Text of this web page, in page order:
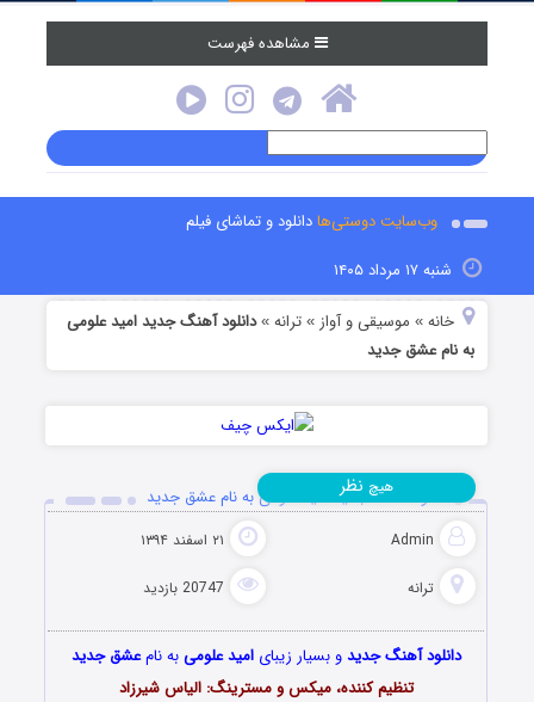
مشاهده فهرست
وب‌سایت دوستی‌هادانلود و تماشای فیلم
شنبه ۱۷ مرداد ۱۴۰۵
خانه » موسیقی و آواز »ترانه »دانلود آهنگ جدید امید علومی
به نام عشق جدید
دانلود آهنگ جدید امید علومی به نام عشق جدید
Admin ۲۱ اسفند ۱۳۹۴
ترانه 20747 بازدید
هیچ نظر
دانلود آهنگ جدیدو بسیار زیبایامید علومیبه نامعشق جدید
تنظیم کننده، میکس و مسترینگ: الیاس شیرزاد